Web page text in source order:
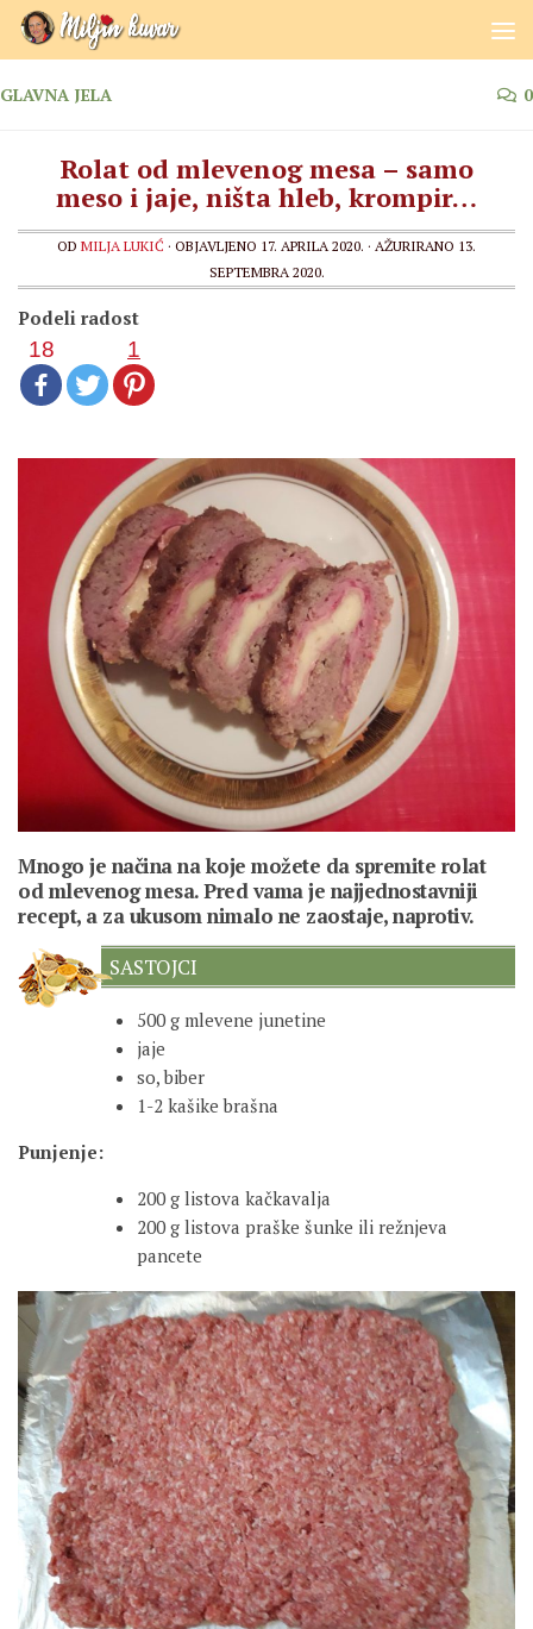
Skip to content
GLAVNA JELA 0
Rolat od mlevenog mesa – samo
meso i jaje, ništa hleb, krompir…
OD MILJA LUKIĆ · OBJAVLJENO 17. APRILA 2020. · AŽURIRANO 13.
SEPTEMBRA 2020.
Podeli radost
18 1
Mnogo je načina na koje možete da spremite rolat
od mlevenog mesa. Pred vama je najjednostavniji
recept, a za ukusom nimalo ne zaostaje, naprotiv.
SASTOJCI
500 g mlevene junetine
jaje
so, biber
1-2 kašike brašna
Punjenje:
200 g listova kačkavalja
200 g listova praške šunke ili režnjeva
pancete